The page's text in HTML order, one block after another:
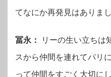
てなにか再発見はありま
冨永：
リーの生い立ちは
スから仲間を連れてパリ
って仲間をすごく大切に